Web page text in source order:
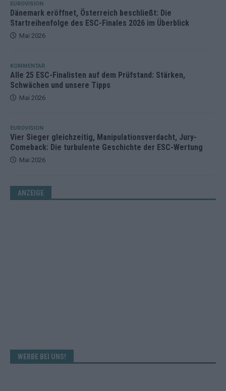
EUROVISION
Dänemark eröffnet, Österreich beschließt: Die
Startreihenfolge des ESC-Finales 2026 im Überblick
Mai 2026
KOMMENTAR
Alle 25 ESC-Finalisten auf dem Prüfstand: Stärken,
Schwächen und unsere Tipps
Mai 2026
EUROVISION
Vier Sieger gleichzeitig, Manipulationsverdacht, Jury-
Comeback: Die turbulente Geschichte der ESC-Wertung
Mai 2026
ANZEIGE
WERBE BEI UNS!